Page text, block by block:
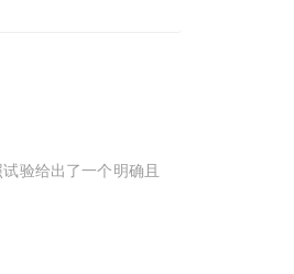
验给出了一个明确且